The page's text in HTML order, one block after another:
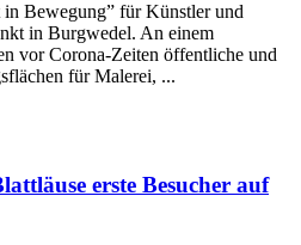
in Bewegung” für Künstler und
in Burgwedel. An einem
vor Corona-Zeiten öffentliche und
für Malerei, ...
erste Besucher auf